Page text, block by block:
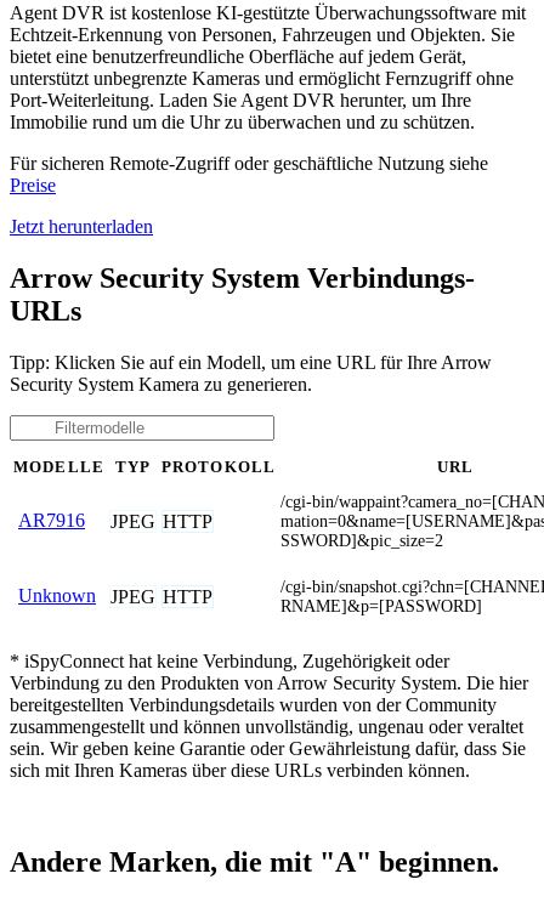
Agent DVR ist kostenlose KI-gestützte Überwachungssoftware mit
Echtzeit-Erkennung von Personen, Fahrzeugen und Objekten. Sie
bietet eine benutzerfreundliche Oberfläche auf jedem Gerät,
unterstützt unbegrenzte Kameras und ermöglicht Fernzugriff ohne
Port-Weiterleitung. Laden Sie Agent DVR herunter, um Ihre
Immobilie rund um die Uhr zu überwachen und zu schützen.
Für sicheren Remote-Zugriff oder geschäftliche Nutzung siehe
Preise
Jetzt herunterladen
Arrow Security System Verbindungs-
URLs
Tipp: Klicken Sie auf ein Modell, um eine URL für Ihre Arrow
Security System Kamera zu generieren.
MODELLE TYP PROTOKOLL URL
AR7916 JPEG HTTP
/cgi-bin/
SSWORD]&pic_size=2
Unknown JPEG HTTP
/cgi-bin/
RNAME]&p=[PASSWORD]
* iSpyConnect hat keine Verbindung, Zugehörigkeit oder
Verbindung zu den Produkten von Arrow Security System. Die hier
bereitgestellten Verbindungsdetails wurden von der Community
zusammengestellt und können unvollständig, ungenau oder veraltet
sein. Wir geben keine Garantie oder Gewährleistung dafür, dass Sie
sich mit Ihren Kameras über diese URLs verbinden können.
Andere Marken, die mit "A" beginnen.